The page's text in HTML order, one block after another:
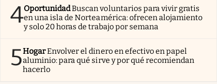
4OportunidadBuscan voluntarios para vivir gratis
en una isla de Norteamérica: ofrecen alojamiento
y solo 20 horas de trabajo por semana
5HogarEnvolver el dinero en efectivo en papel
aluminio: para qué sirve y por qué recomiendan
hacerlo